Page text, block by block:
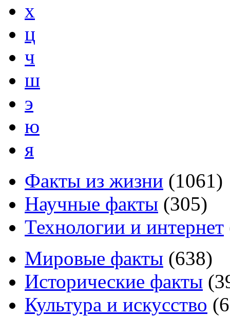
х
ц
ч
ш
э
ю
я
Факты из жизни (1061)
Научные факты (305)
Технологии и интернет
Мировые факты (638)
Исторические факты (
Культура и искусство (